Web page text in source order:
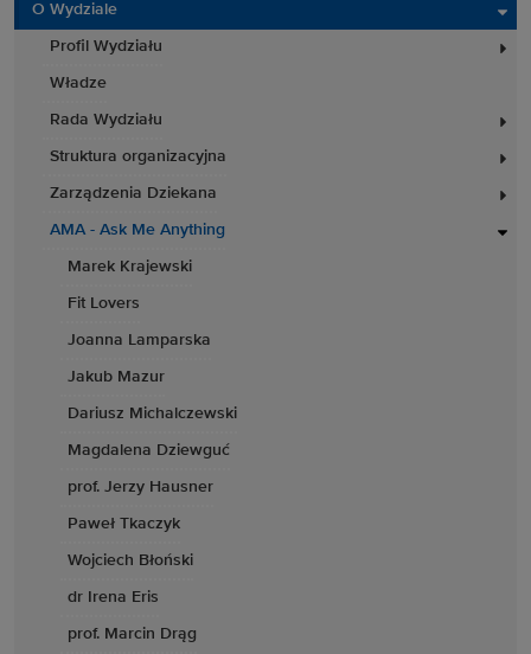
O Wydziale
Profil Wydziału
Władze
Rada Wydziału
Struktura organizacyjna
Zarządzenia Dziekana
AMA - Ask Me Anything
Marek Krajewski
Fit Lovers
Joanna Lamparska
Jakub Mazur
Dariusz Michalczewski
Magdalena Dziewguć
prof. Jerzy Hausner
Paweł Tkaczyk
Wojciech Błoński
dr Irena Eris
prof. Marcin Drąg